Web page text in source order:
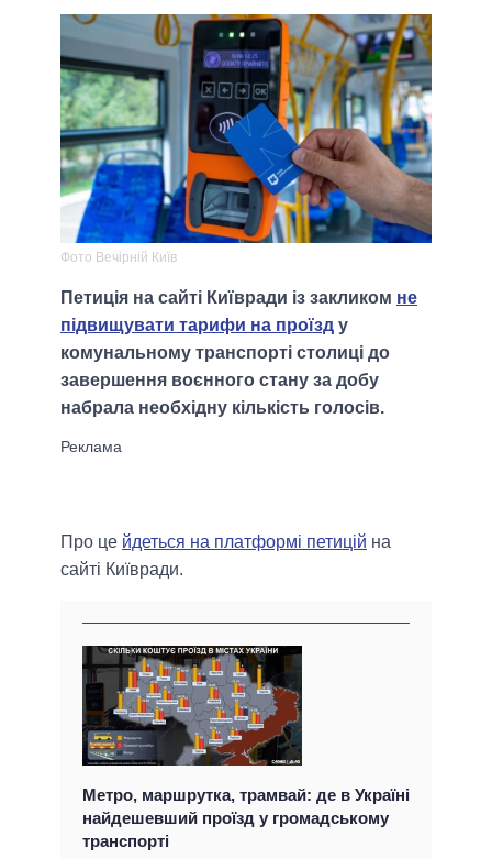
Фото Вечірній Київ
Петиція на сайті Київради із закликом не
підвищувати тарифи на проїзд у
комунальному транспорті столиці до
завершення воєнного стану за добу
набрала необхідну кількість голосів.
Про це йдеться на платформі петицій на
сайті Київради.
Метро, маршрутка, трамвай: де в Україні
найдешевший проїзд у громадському
транспорті